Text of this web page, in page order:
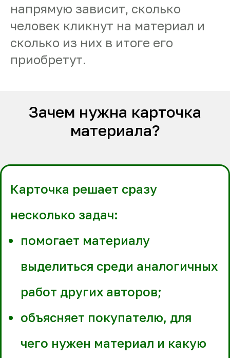
напрямую зависит, сколько
человек кликнут на материал и
сколько из них в итоге его
приобретут.
Зачем нужна карточка
материала?
Карточка решает сразу
несколько задач:
помогает материалу
выделиться среди аналогичных
работ других авторов;
объясняет покупателю, для
чего нужен материал и какую